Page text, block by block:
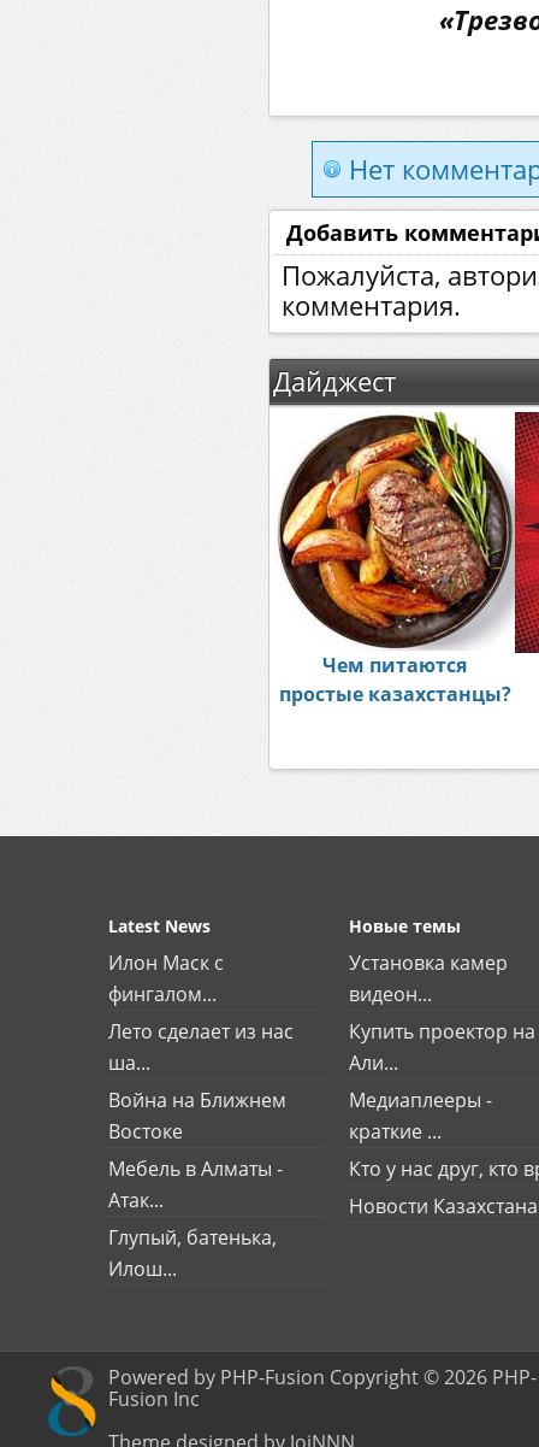
Нет
Добавить
Пожалуйста,
комментария.
Дайджест
Чем питаются
простые казахстанцы?
Latest News
Илон Маск с
фингалом...
Лето сделает из нас
ша...
Война на Ближнем
Востоке
Мебель в Алматы -
Атак...
Глупый, батенька,
Илош...
Новые темы
Установка камер
видеон...
Купить проектор на
Али...
Медиаплееры -
краткие ...
Кто у нас друг, кто
Новости Казахстана
Powered by PHP-Fusion Copyright © 2026 PHP-
Fusion Inc
Theme designed by JoiNNN